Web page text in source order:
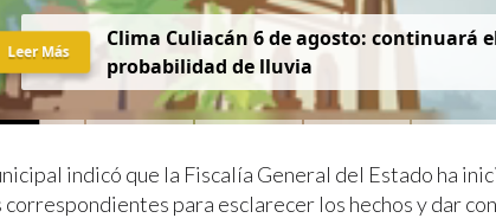
Clima Culiacán 6 de agosto: continuará
probabilidad de lluvia
Leer Más
indicó que la Fiscalía General del Estado ha
para esclarecer los hechos y dar